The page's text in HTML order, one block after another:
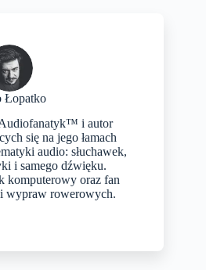
Łopatko
i autor
się na jego łamach
audio: słuchawek,
i samego dźwięku.
komputerowy oraz fan
wypraw rowerowych.